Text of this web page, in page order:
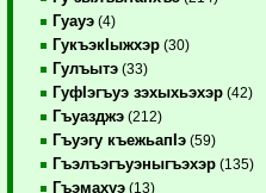
Гуауэ (4)
ГукъэкIыжхэр (30)
Гулъытэ (33)
ГуфIэгъуэ зэхыхьэхэр (42)
Гъуазджэ (212)
Гъуэгу къежьапIэ (59)
Гъэлъэгъуэныгъэхэр (135)
Гъэмахуэ (13)